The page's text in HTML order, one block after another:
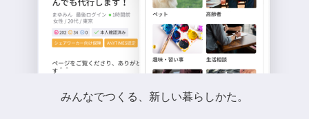
みんなでつくる、新しい暮らしかた。